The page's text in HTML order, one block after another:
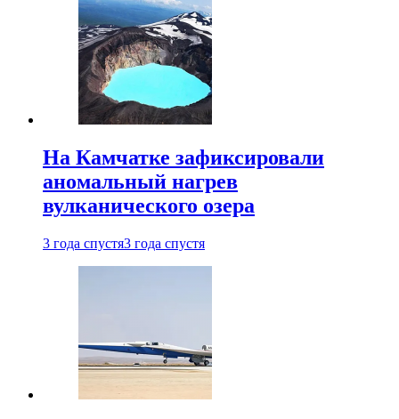
На Камчатке зафиксировали
аномальный нагрев
вулканического озера
3 года спустя3 года спустя